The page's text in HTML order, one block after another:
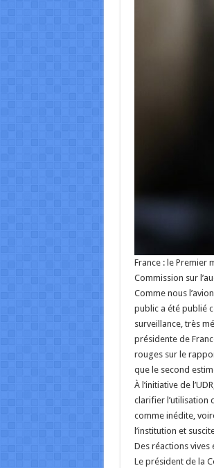
France : le Premier
Commission sur
Comme nous
public a été publié
surveillance, très
présidente de
rouges sur le
que le second
À l’initiative de
clarifier l’utilisation
comme inédite,
l’institution et
Des réactions
Le président de la